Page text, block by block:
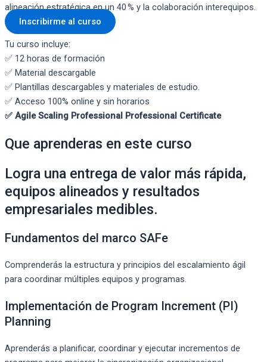
alineación estratégica en un 40 % y la colaboración interequipos.
Inscribirme al curso
Tu curso incluye:
✅ 12 horas de formación
✅ Material descargable
✅ Plantillas descargables y materiales de estudio.
✅ Acceso 100% online y sin horarios
✅ Agile Scaling Professional Professional Certificate
Que aprenderas en este curso
Logra una entrega de valor más rápida,
equipos alineados y resultados
empresariales medibles.
Fundamentos del marco SAFe
Comprenderás la estructura y principios del escalamiento ágil
para coordinar múltiples equipos y programas.
Implementación de Program Increment (PI)
Planning
Aprenderás a planificar, coordinar y ejecutar incrementos de